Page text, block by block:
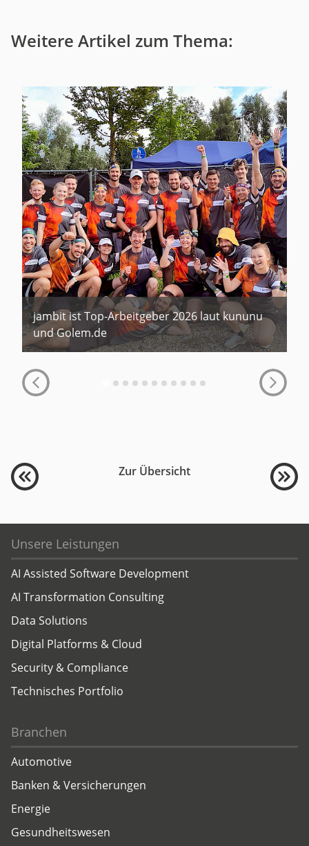
Weitere Artikel zum Thema:
jambit ist Top-Arbeitgeber 2026 laut kununu
und Golem.de
Zur Übersicht
Unsere Leistungen
AI Assisted Software Development
AI Transformation Consulting
Data Solutions
Digital Platforms & Cloud
Security & Compliance
Technisches Portfolio
Branchen
Automotive
Banken & Versicherungen
Energie
Gesundheitswesen